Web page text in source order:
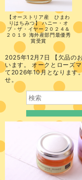
【オーストリア産 ひまわ
りはちみつ】 ハニー・オ
ブ・ザ・イヤー２０２４＆
２０１９ 海外産部門最優秀
賞受賞
2025年12月7日 【欠品の
います。 オークとローズ
て2026年10月となります
せ。